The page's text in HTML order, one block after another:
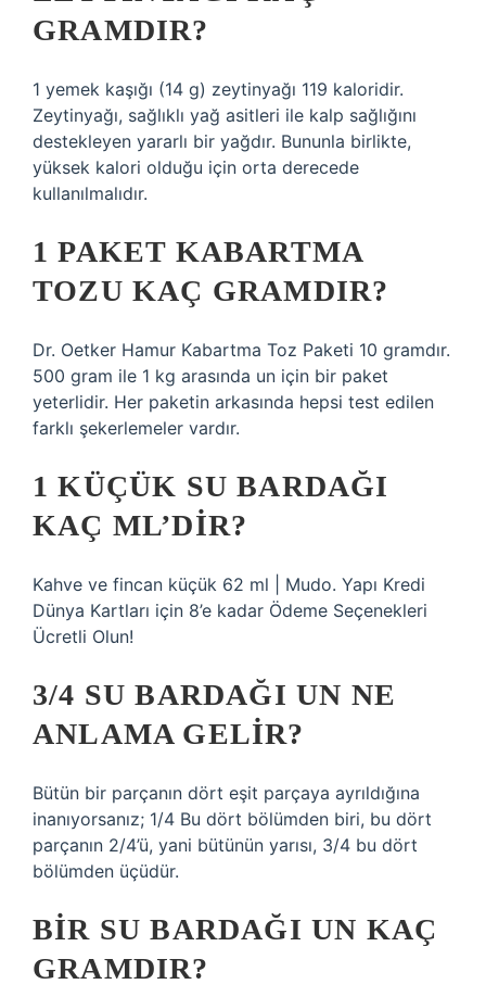
GRAMDIR?
1 yemek kaşığı (14 g) zeytinyağı 119 kaloridir.
Zeytinyağı, sağlıklı yağ asitleri ile kalp sağlığını
destekleyen yararlı bir yağdır. Bununla birlikte,
yüksek kalori olduğu için orta derecede
kullanılmalıdır.
1 PAKET KABARTMA
TOZU KAÇ GRAMDIR?
Dr. Oetker Hamur Kabartma Toz Paketi 10 gramdır.
500 gram ile 1 kg arasında un için bir paket
yeterlidir. Her paketin arkasında hepsi test edilen
farklı şekerlemeler vardır.
1 KÜÇÜK SU BARDAĞI
KAÇ ML’DIR?
Kahve ve fincan küçük 62 ml | Mudo. Yapı Kredi
Dünya Kartları için 8’e kadar Ödeme Seçenekleri
Ücretli Olun!
3/4 SU BARDAĞI UN NE
ANLAMA GELIR?
Bütün bir parçanın dört eşit parçaya ayrıldığına
inanıyorsanız; 1/4 Bu dört bölümden biri, bu dört
parçanın 2/4’ü, yani bütünün yarısı, 3/4 bu dört
bölümden üçüdür.
BIR SU BARDAĞI UN KAÇ
GRAMDIR?